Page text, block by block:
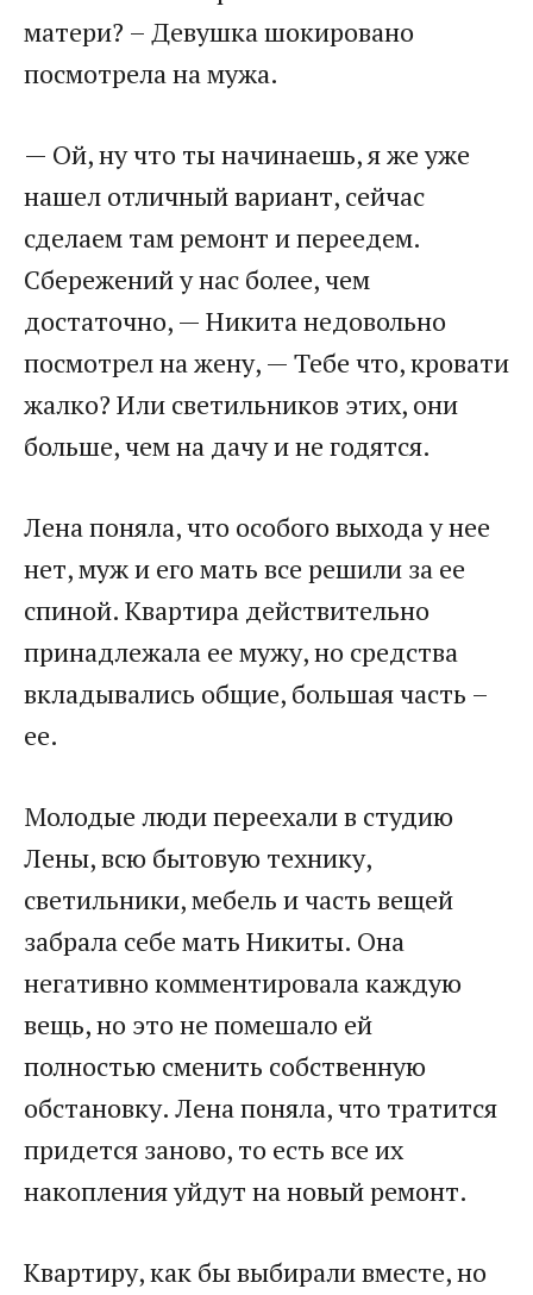
матери? – Девушка шокировано
посмотрела на мужа.
— Ой, ну что ты начинаешь, я же уже
нашел отличный вариант, сейчас
сделаем там ремонт и переедем.
Сбережений у нас более, чем
достаточно, — Никита недовольно
посмотрел на жену, — Тебе что, кровати
жалко? Или светильников этих, они
больше, чем на дачу и не годятся.
Лена поняла, что особого выхода у нее
нет, муж и его мать все решили за ее
спиной. Квартира действительно
принадлежала ее мужу, но средства
вкладывались общие, большая часть –
ее.
Молодые люди переехали в студию
Лены, всю бытовую технику,
светильники, мебель и часть вещей
забрала себе мать Никиты. Она
негативно комментировала каждую
вещь, но это не помешало ей
полностью сменить собственную
обстановку. Лена поняла, что тратится
придется заново, то есть все их
накопления уйдут на новый ремонт.
Квартиру, как бы выбирали вместе, но